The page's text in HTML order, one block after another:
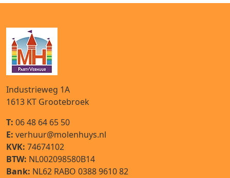
Industrieweg 1A
1613 KT Grootebroek
T: 06 48 64 65 50
E: verhuur@molenhuys.nl
KVK: 74674102
BTW: NL002098580B14
Bank: NL62 RABO 0388 9610 82